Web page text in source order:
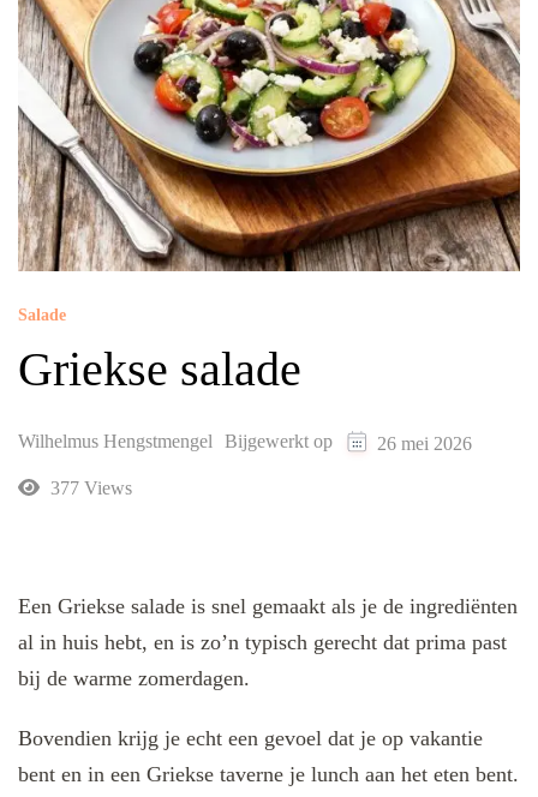
Salade
Griekse salade
Wilhelmus Hengstmengel Bijgewerkt op 26 mei 2026
377 Views
Een Griekse salade is snel gemaakt als je de ingrediënten
al in huis hebt, en is zo’n typisch gerecht dat prima past
bij de warme zomerdagen.
Bovendien krijg je echt een gevoel dat je op vakantie
bent en in een Griekse taverne je lunch aan het eten bent.